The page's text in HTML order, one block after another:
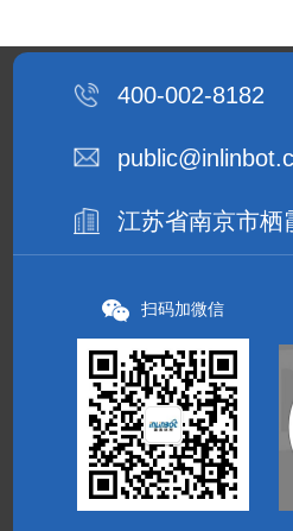
400-002-8182
江苏省南京市栖
扫码加微信